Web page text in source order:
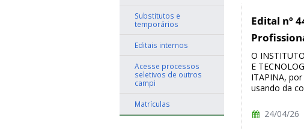
Substitutos e
temporários
Editais internos
Acesse processos
seletivos de outros
campi
Matrículas
Edital nº
O
E
ITAPINA,
usando da
24/04/26